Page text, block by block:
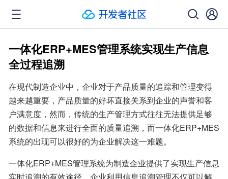
一体化ERP+MES管理系统实现生产信息
全过程追溯
在现代制造企业中，企业对于产品质量的追踪和管理变得
越来越重要，产品质量的好坏直接关系到企业的声誉和客
户满意度，然而，传统的生产管理方式往往无法提供足够
的数据和信息来进行全面的质量追溯，而一体化ERP+MES
系统的出现可以很好的为企业解决这一难题。
一体化ERP+MES管理系统为制造企业提供了实现生产信息